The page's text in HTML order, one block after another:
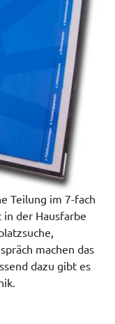
Teilung im 7-fach
in der Hausfarbe
machen das
dazu gibt es